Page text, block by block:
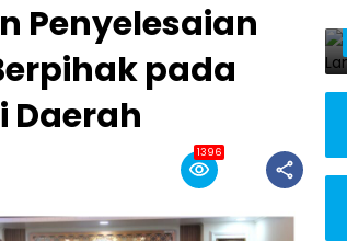
Penyelesaian
pada
Daerah
1396